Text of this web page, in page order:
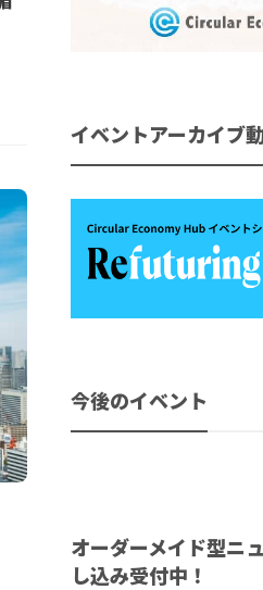
イベントアーカイブ
今後のイベント
オーダーメイド型ニ
し込み受付中！